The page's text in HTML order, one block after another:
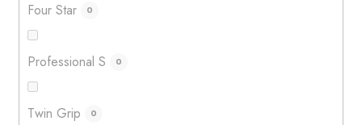
Four Star 0
Professional S 0
Twin Grip 0